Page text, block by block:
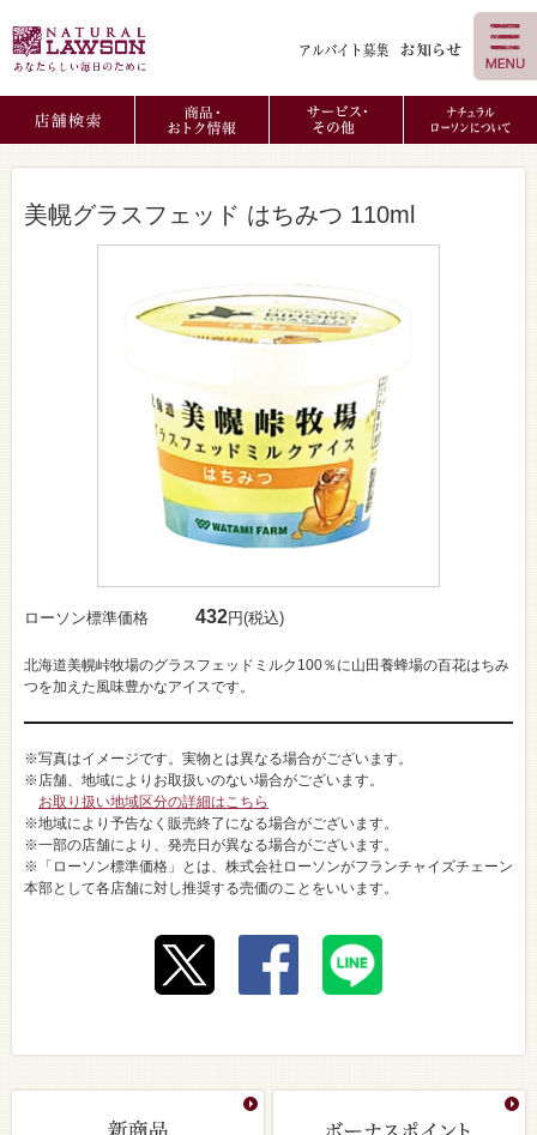
美幌グラスフェッド はちみつ 110ml
ローソン標準価格 432円(税込)
北海道美幌峠牧場のグラスフェッドミルク100％に山田養蜂場の百花はちみ
つを加えた風味豊かなアイスです。
※写真はイメージです。実物とは異なる場合がございます。
※店舗、地域によりお取扱いのない場合がございます。
お取り扱い地域区分の詳細はこちら
※地域により予告なく販売終了になる場合がございます。
※一部の店舗により、発売日が異なる場合がございます。
※「ローソン標準価格」とは、株式会社ローソンがフランチャイズチェーン
本部として各店舗に対し推奨する売価のことをいいます。